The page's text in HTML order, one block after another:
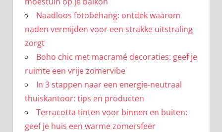
Naadloos fotobehang: ontdek waarom
naden vermijden voor een strakke uitstraling
zorgt
Boho chic met macramé decoraties: geef je
ruimte een vrije zomervibe
In 3 stappen naar een energie-neutraal
thuiskantoor: tips en producten
Terracotta tinten voor binnen en buiten:
geef je huis een warme zomersfeer